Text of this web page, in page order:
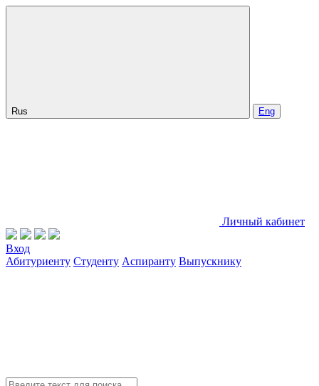
Rus Eng
Личный кабинет
Вход
Абитуриенту Студенту Аспиранту Выпускнику